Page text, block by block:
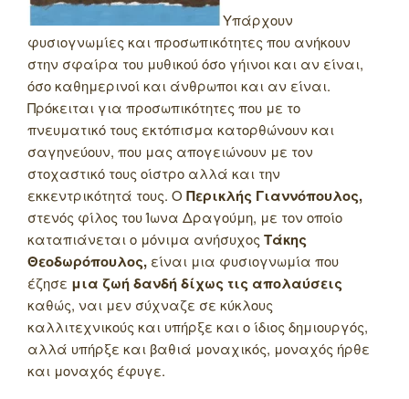
Υπάρχουν
φυσιογνωμίες και προσωπικότητες που ανήκουν
στην σφαίρα του μυθικού όσο γήινοι και αν είναι,
όσο καθημερινοί και άνθρωποι και αν είναι.
Πρόκειται για προσωπικότητες που με το
πνευματικό τους εκτόπισμα κατορθώνουν και
σαγηνεύουν, που μας απογειώνουν με τον
στοχαστικό τους οίστρο αλλά και την
εκκεντρικότητά τους. Ο Περικλής Γιαννόπουλος,
στενός φίλος του Ίωνα Δραγούμη, με τον οποίο
καταπιάνεται ο μόνιμα ανήσυχος Τάκης
Θεοδωρόπουλος, είναι μια φυσιογνωμία που
έζησε μια ζωή δανδή δίχως τις απολαύσεις
καθώς, ναι μεν σύχναζε σε κύκλους
καλλιτεχνικούς και υπήρξε και ο ίδιος δημιουργός,
αλλά υπήρξε και βαθιά μοναχικός, μοναχός ήρθε
και μοναχός έφυγε.